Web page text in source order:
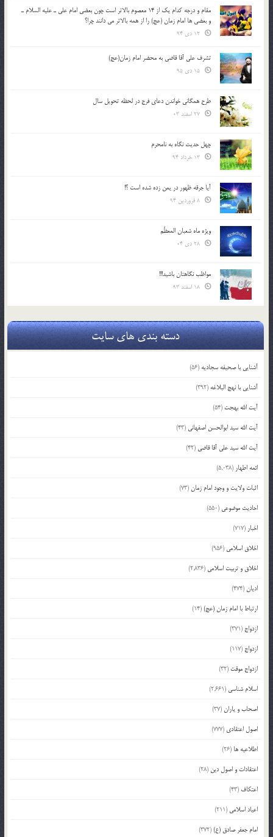
مقام و درجه كدام يك از 14 معصوم بالاتر است چون بعضي امام علي ـ عليه السلام ـ
و بعضي ها امام زمان (عج) را از همه بالاتر مي دانند چرا؟
تشرف علي آقا قاضي به محضر امام زمان(عج)
طرح همگانی خواندن دعای فرج در لحظه تحویل سال
چهل حدیث نگاه به نامحرم
آیا جرقه ظهور در یمن زده شده است ؟!
ویژه ماه شعبان المعظّم
مواظب نگاهتان باشید!!!
دسته بندی های سایت
آشنایی با صحیفه سجادیه (56)
آشنایی با نهج البلاغه (392)
آیت الله بهجت (54)
آیت الله سید ابوالحسن اصفهانی (43)
آیت الله سید علی آقا قاضی (42)
ائمه اطهار (5,038)
اثبات ولایت و وجود امام زمان(73)
احادیث موضوعی (550)
اخبار (717)
اخلاق اسلامی (956)
اخلاق و تربیت اسلامی (2,836)
ادیان(474)
ارتباط با امام زمان (عج)(14)
ازدواج (371)
ازدواج (117)
ازدواج موقت (32)
اسلام شناسی (2,661)
اصحاب و یاران(37)
اصول اعتقادی (777)
اطلاعیه ها (26)
اعتقادات و اصول دین (28)
اعتکاف (43)
اعیاد اسلامی (211)
امام جعفر صادق (ع)(372)